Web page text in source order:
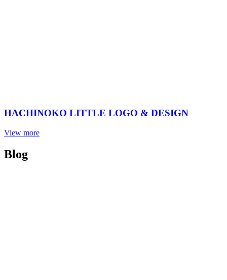
HACHINOKO LITTLE LOGO & DESIGN
View more
Blog